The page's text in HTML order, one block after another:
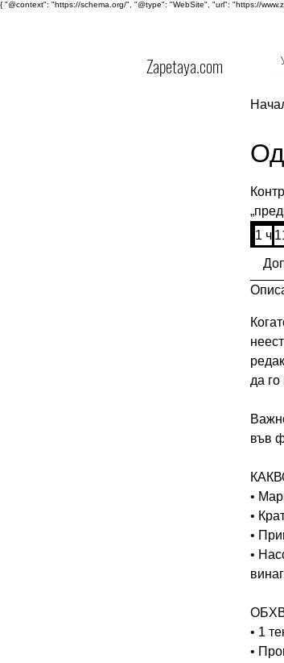
{ "@context": "https://schema.org/", "@type": "WebSite", "url": "https://
Zapetaya.com
1 ч 1
да
във
•
•
•
•
• 1
•